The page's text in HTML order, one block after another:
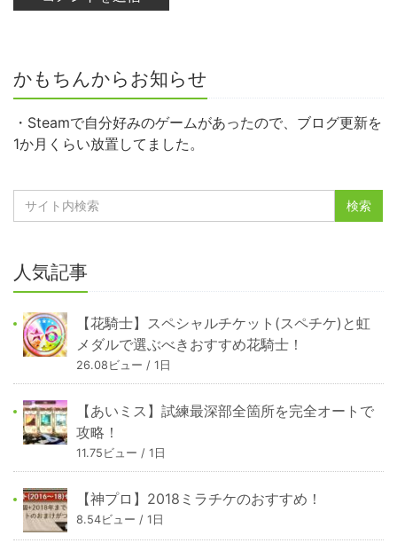
かもちんからお知らせ
・Steamで自分好みのゲームがあったので、ブログ更新を
1か月くらい放置してました。
人気記事
【花騎士】スペシャルチケット(スペチケ)と虹
メダルで選ぶべきおすすめ花騎士！
26.08ビュー / 1日
【あいミス】試練最深部全箇所を完全オートで
攻略！
11.75ビュー / 1日
【神プロ】2018ミラチケのおすすめ！
8.54ビュー / 1日